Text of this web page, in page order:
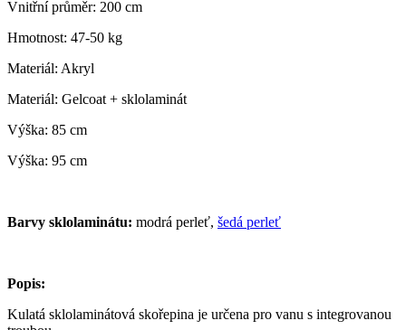
Vnitřní průměr: 200 cm
Hmotnost: 47-50 kg
Materiál: Akryl
Materiál: Gelcoat + sklolaminát
Výška: 85 cm
Výška: 95 cm
Barvy sklolaminátu: modrá perleť, šedá perleť
Popis:
Kulatá sklolaminátová skořepina je určena pro vanu s integrovanou